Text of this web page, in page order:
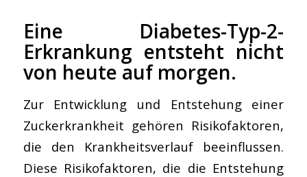
Eine Diabetes-Typ-2-
Erkrankung entsteht nicht
von heute auf morgen.
Zur Entwicklung und Entstehung einer
Zuckerkrankheit gehören Risikofaktoren,
die den Krankheitsverlauf beeinflussen.
Diese Risikofaktoren, die die Entstehung